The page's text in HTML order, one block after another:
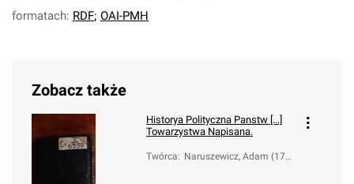
formatach: RDF; OAI-PMH
Zobacz także
Historya Polityczna Panstw [...]
Towarzystwa Napisana.
Twórca: Naruszewicz, Adam (173